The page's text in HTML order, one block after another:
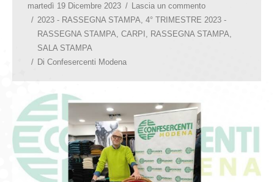
martedì 19 Dicembre 2023
Lascia un commento
2023 - RASSEGNA STAMPA 4° TRIMESTRE 2023 -
RASSEGNA STAMPA CARPI RASSEGNA STAMPA
SALA STAMPA
Di Confesercenti Modena